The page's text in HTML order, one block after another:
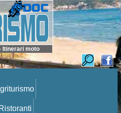
Itinerari moto
Ristoranti